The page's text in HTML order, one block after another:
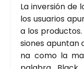
La inver­sión de
los usua­rios
a los
sio­nes apun­tan
na como la